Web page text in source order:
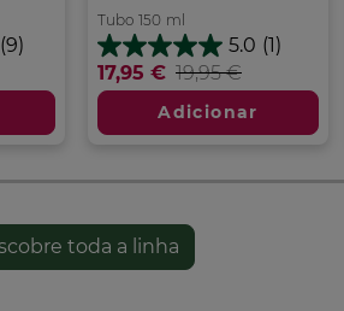
(9)
Tubo 150 ml
5.0 (1)
5.0
em
5
estrelas.
1
17,95 € 19,95 €
Adicionar
toda a linha